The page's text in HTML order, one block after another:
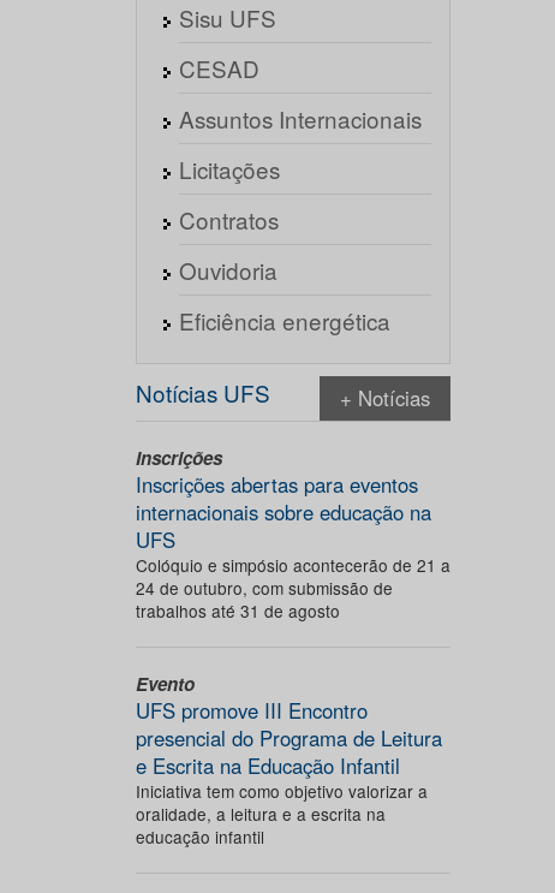
Sisu UFS
CESAD
Assuntos Internacionais
Licitações
Contratos
Ouvidoria
Eficiência energética
Notícias UFS + Notícias
Inscrições
Inscrições abertas para eventos
internacionais sobre educação na
UFS
Colóquio e simpósio acontecerão de 21 a
24 de outubro, com submissão de
trabalhos até 31 de agosto
Evento
UFS promove III Encontro
presencial do Programa de Leitura
e Escrita na Educação Infantil
Iniciativa tem como objetivo valorizar a
oralidade, a leitura e a escrita na
educação infantil